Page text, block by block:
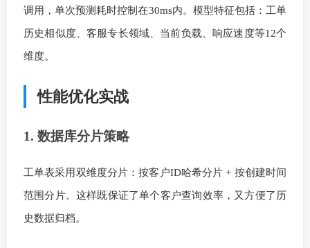
调用，单次预测耗时控制在30ms内。模型特征包括：工单
历史相似度、客服专长领域、当前负载、响应速度等12个
维度。
性能优化实战
1. 数据库分片策略
工单表采用双维度分片：按客户ID哈希分片 + 按创建时间
范围分片。这样既保证了单个客户查询效率，又方便了历
史数据归档。